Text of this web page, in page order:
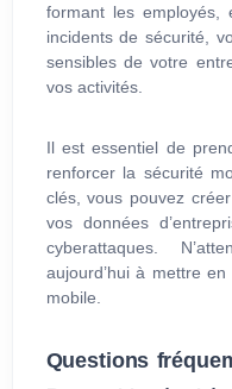
formant les employés,
incidents de sécurité,
sensibles de votre
vos activités.
Il est essentiel de
renforcer la sécurité
clés, vous pouvez
vos données
cyberattaques.
aujourd’hui à mettre
mobile.
Questions